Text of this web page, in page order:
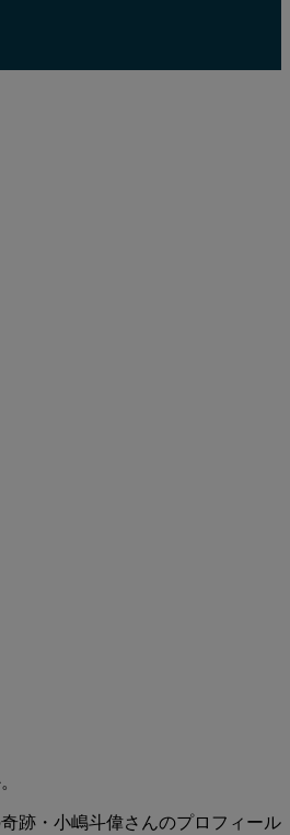
跡・小嶋斗偉さんのプロフィール